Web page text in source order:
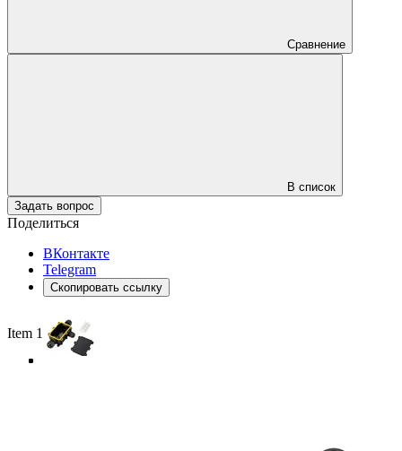
Сравнение
В список
Задать вопрос
Поделиться
ВКонтакте
Telegram
Скопировать ссылку
Item 1 of 4